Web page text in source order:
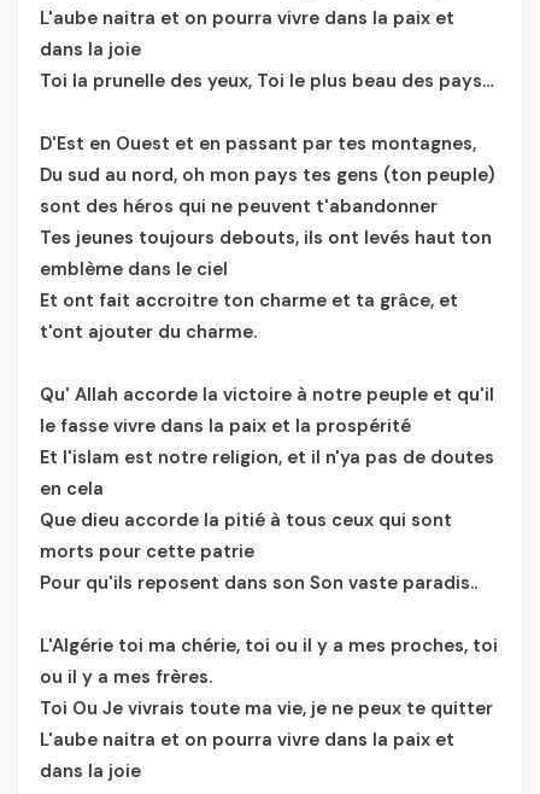
L'aube naitra et on pourra vivre dans la paix et
dans la joie
Toi la prunelle des yeux, Toi le plus beau des pays…
D'Est en Ouest et en passant par tes montagnes,
Du sud au nord, oh mon pays tes gens (ton peuple)
sont des héros qui ne peuvent t'abandonner
Tes jeunes toujours debouts, ils ont levés haut ton
emblème dans le ciel
Et ont fait accroitre ton charme et ta grâce, et
t'ont ajouter du charme.
Qu' Allah accorde la victoire à notre peuple et qu'il
le fasse vivre dans la paix et la prospérité
Et l'islam est notre religion, et il n'ya pas de doutes
en cela
Que dieu accorde la pitié à tous ceux qui sont
morts pour cette patrie
Pour qu'ils reposent dans son Son vaste paradis..
L'Algérie toi ma chérie, toi ou il y a mes proches, toi
ou il y a mes frères.
Toi Ou Je vivrais toute ma vie, je ne peux te quitter
L'aube naitra et on pourra vivre dans la paix et
dans la joie